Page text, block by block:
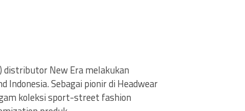
distributor New Era melakukan
Indonesia. Sebagai pionir di Headwear
koleksi sport-street fashion